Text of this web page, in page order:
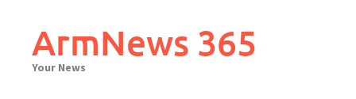
contentArmNews 365
Your News